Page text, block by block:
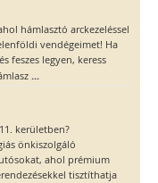
hámlasztó arckezeléssel
vendégeimet! Ha
feszes legyen, keress
...
kerületben?
önkiszolgáló
ahol prémium
tisztíthatja